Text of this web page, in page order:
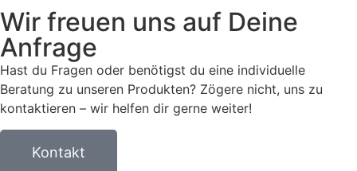
Wir freuen uns auf Deine
Anfrage
Hast du Fragen oder benötigst du eine individuelle
Beratung zu unseren Produkten? Zögere nicht, uns zu
kontaktieren – wir helfen dir gerne weiter!
Kontakt